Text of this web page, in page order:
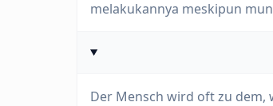
melakukannya meskipun
Der Mensch wird oft zu dem,